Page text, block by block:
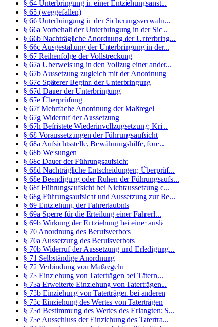
§ 64 Unterbringung in einer Entziehungsanst...
§ 65 (weggefallen)
§ 66 Unterbringung in der Sicherungsverwahr...
§ 66a Vorbehalt der Unterbringung in der Sic...
§ 66b Nachträgliche Anordnung der Unterbring...
§ 66c Ausgestaltung der Unterbringung in der...
§ 67 Reihenfolge der Vollstreckung
§ 67a Überweisung in den Vollzug einer ander...
§ 67b Aussetzung zugleich mit der Anordnung
§ 67c Späterer Beginn der Unterbringung
§ 67d Dauer der Unterbringung
§ 67e Überprüfung
§ 67f Mehrfache Anordnung der Maßregel
§ 67g Widerruf der Aussetzung
§ 67h Befristete Wiederinvollzugsetzung; Kri...
§ 68 Voraussetzungen der Führungsaufsicht
§ 68a Aufsichtsstelle, Bewährungshilfe, fore...
§ 68b Weisungen
§ 68c Dauer der Führungsaufsicht
§ 68d Nachträgliche Entscheidungen; Überprüf...
§ 68e Beendigung oder Ruhen der Führungsaufs...
§ 68f Führungsaufsicht bei Nichtaussetzung d...
§ 68g Führungsaufsicht und Aussetzung zur Be...
§ 69 Entziehung der Fahrerlaubnis
§ 69a Sperre für die Erteilung einer Fahrerl...
§ 69b Wirkung der Entziehung bei einer auslä...
§ 70 Anordnung des Berufsverbots
§ 70a Aussetzung des Berufsverbots
§ 70b Widerruf der Aussetzung und Erledigung...
§ 71 Selbständige Anordnung
§ 72 Verbindung von Maßregeln
§ 73 Einziehung von Taterträgen bei Tätern...
§ 73a Erweiterte Einziehung von Taterträgen...
§ 73b Einziehung von Taterträgen bei anderen
§ 73c Einziehung des Wertes von Taterträgen
§ 73d Bestimmung des Wertes des Erlangten; S...
§ 73e Ausschluss der Einziehung des Tatertra...